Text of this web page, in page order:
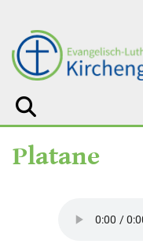
Platane